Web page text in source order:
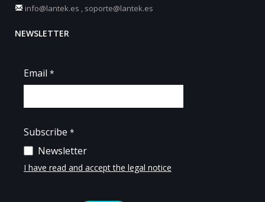
info@lantek.es , soporte@lantek.es
NEWSLETTER